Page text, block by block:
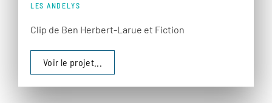
LES ANDELYS
Clip de Ben Herbert-Larue et Fiction
Voir le projet...